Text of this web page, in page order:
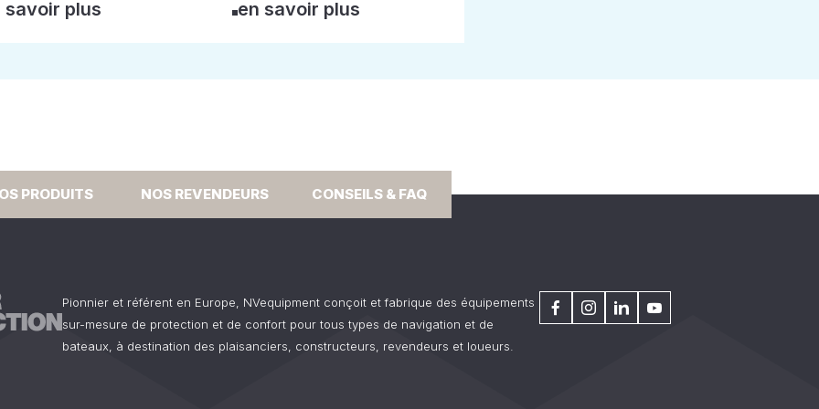
savoir plus en savoir plus
PRODUITS NOS REVENDEURS CONSEILS & FAQ
Pionnier et référent en Europe, NVequipment conçoit et fabrique des équipements
sur-mesure de protection et de confort pour tous types de navigation et de
bateaux, à destination des plaisanciers, constructeurs, revendeurs et loueurs.